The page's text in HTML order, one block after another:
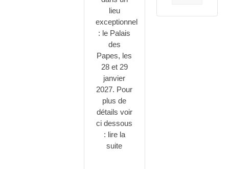
lieu
exceptionnel
: le Palais
des
Papes, les
28 et 29
janvier
2027. Pour
plus de
détails voir
ci dessous
: lire la
suite